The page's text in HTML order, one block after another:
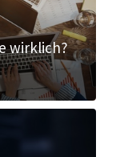
wirklich?